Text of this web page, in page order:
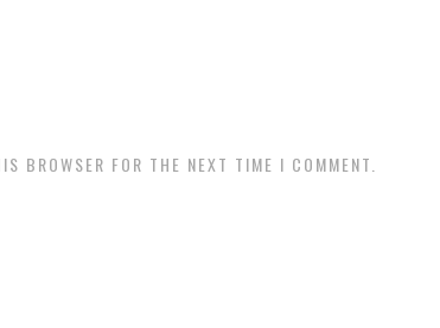
BROWSER FOR THE NEXT TIME I COMMENT.